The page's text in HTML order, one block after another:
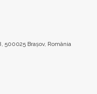
500025 Brașov, România